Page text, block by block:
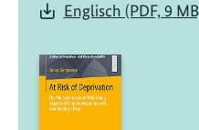
Englisch (PDF, 9